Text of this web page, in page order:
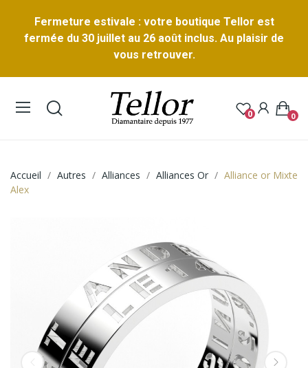
Fermeture estivale : votre boutique Tellor est
fermée du 30 juillet au 26 août inclus. Au plaisir de
vous retrouver.
0 0
Accueil Autres Alliances Alliances Or
Alliance or Mixte
Alex